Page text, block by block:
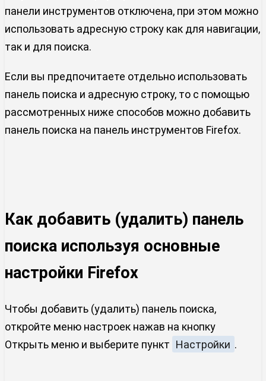
панели инструментов отключена, при этом можно
использовать адресную строку как для навигации,
так и для поиска.
Если вы предпочитаете отдельно использовать
панель поиска и адресную строку, то с помощью
рассмотренных ниже способов можно добавить
панель поиска на панель инструментов Firefox.
Как добавить (удалить) панель
поиска используя основные
настройки Firefox
Чтобы добавить (удалить) панель поиска,
откройте меню настроек нажав на кнопку
Открыть меню и выберите пункт Настройки .